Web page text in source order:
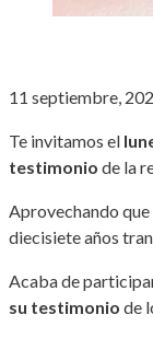
11 septiembre,
Te invitamos el
testimonio de la
Aprovechando que
diecisiete años
Acaba de
su testimonio de